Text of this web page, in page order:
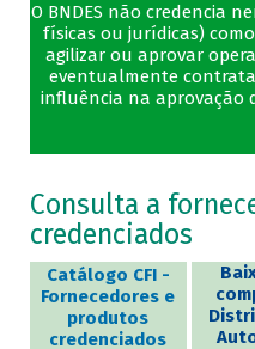
O BNDES não credencia
físicas ou jurídicas)
agilizar ou aprovar
eventualmente
influência na aprovação
Consulta a
credenciados
Catálogo CFI -
Fornecedores e
produtos
credenciados